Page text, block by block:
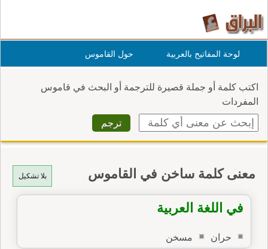
لوحة المفاتيح بالعربية حول القاموس
اكتب كلمة أو جملة قصيرة للترجمة أو البحث في قاموس
المفردات
بلا تشكيل معنى كلمة ساخن في القاموس
في اللغة العربية
حران مسخن